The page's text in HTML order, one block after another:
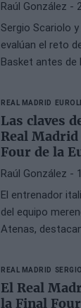
Raúl González -
Sergio Scariolo
evalúan el reto
Basket antes de
REAL MADRID
Las claves
Real
Four de la
Raúl González -
El entrenador
del equipo
Atenas,
REAL MADRID
El Real
la Final